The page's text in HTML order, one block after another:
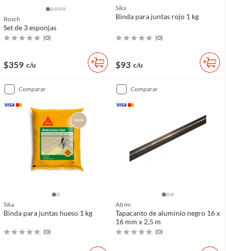
Bosch
Set de 3 esponjas
(0)
$359 c/u
Sika
Binda para juntas rojo 1 kg
(0)
$93 c/u
comparar
Sika
Binda para juntas hueso 1 kg
(0)
comparar
Atrim
Tapacanto de aluminio negro 16 x
16 mm x 2,5 m
(0)